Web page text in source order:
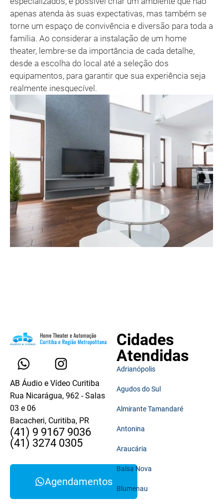
apenas atenda às suas expectativas, mas também se
torne um espaço de convivência e diversão para toda a
família. Ao considerar a instalação de um home
theater, lembre-se da importância de cada detalhe,
desde a escolha do local até a seleção dos
equipamentos, para garantir que sua experiência seja
realmente inesquecível.
AB Áudio e Vídeo Curitiba
Rua Nicarágua, 962 - Salas
03 e 06
Bacacheri, Curitiba, PR
(41) 9 9167 9036
(41) 3274 0305
Agendamentos
Cidades
Atendidas
Adrianópolis
Agudos do Sul
Almirante Tamandaré
Antonina
Araucária
Balsa Nova
Blumenau